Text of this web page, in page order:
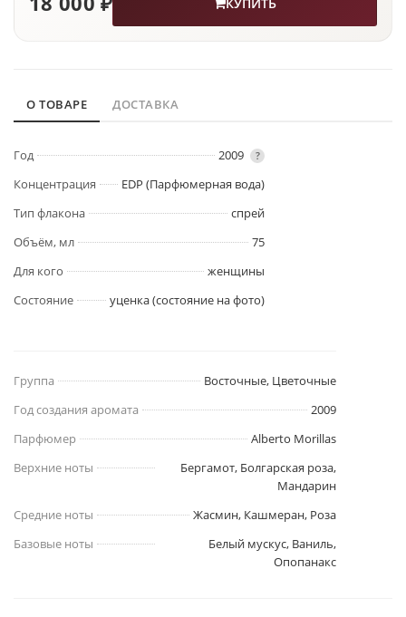
О ТОВАРЕ ДОСТАВКА
Год 2009 ?
Концентрация
EDP (Парфюмерная вода)
Тип флакона
спрей
Объём, мл
75
Для кого
женщины
Состояние
уценка (состояние на фото)
Группа
Восточные, Цветочные
Год создания аромата
2009
Парфюмер
Alberto Morillas
Верхние ноты
Бергамот, Болгарская роза,
Мандарин
Средние ноты
Жасмин, Кашмеран, Роза
Базовые ноты
Белый мускус, Ваниль,
Опопанакс